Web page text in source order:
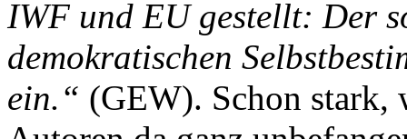
IWF und EU gestellt: Der
demokratischen
ein.“ (GEW). Schon stark,